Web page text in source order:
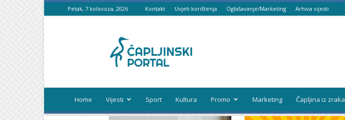
Petak, 7 kolovoza, 2026 Kontakt Uvjeti korištenja Oglašavanje/Marketing Arhiva vijesti
portal
Home Vijesti Sport Kultura Promo Marketing Čapljina iz zraka